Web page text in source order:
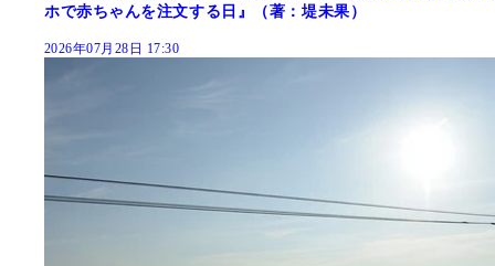
ホで赤ちゃんを注文する日』（著：堤未果）
2026年07月28日 17:30